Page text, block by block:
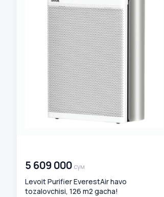
5 609 000 сум
Levoit Purifier EverestAir havo
tozalovchisi, 126 m2 gacha!